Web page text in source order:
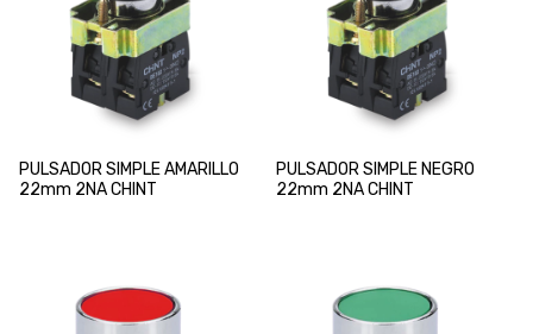
PULSADOR SIMPLE AMARILLO
22mm 2NA CHINT
PULSADOR SIMPLE NEGRO
22mm 2NA CHINT